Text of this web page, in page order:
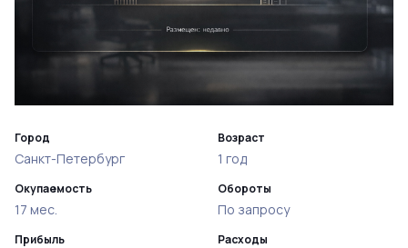
Город
Санкт-Петербург
Окупаемость
17 мес.
Прибыль
Возраст
1 год
Обороты
По запросу
Расходы